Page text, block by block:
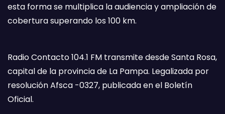
esta forma se multiplica la audiencia y ampliación de
cobertura superando los 100 km.
Radio Contacto 104.1 FM transmite desde Santa Rosa,
capital de la provincia de La Pampa. Legalizada por
resolución Afsca -0327, publicada en el Boletín
Oficial.